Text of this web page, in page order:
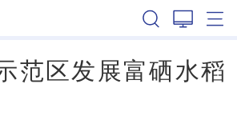
范区发展富硒水稻